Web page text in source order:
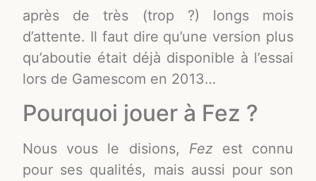
après de très (trop ?) longs mois
d’attente. Il faut dire qu’une version plus
qu’aboutie était déjà disponible à l’essai
lors de Gamescom en 2013…
Pourquoi jouer à Fez ?
Nous vous le disions, Fezest connu
pour ses qualités, mais aussi pour son